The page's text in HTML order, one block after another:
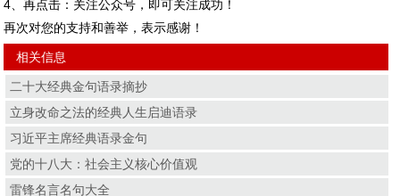
4、再点击：关注公众号，即可关注成功！
再次对您的支持和善举，表示感谢！
相关信息
二十大经典金句语录摘抄
立身改命之法的经典人生启迪语录
习近平主席经典语录金句
党的十八大：社会主义核心价值观
雷锋名言名句大全